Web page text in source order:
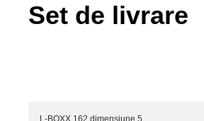
Set de livrare
L-BOXX 162 dimensiune 5